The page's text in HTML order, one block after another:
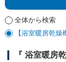
全体から検索
【浴室暖房乾
『 浴室暖房